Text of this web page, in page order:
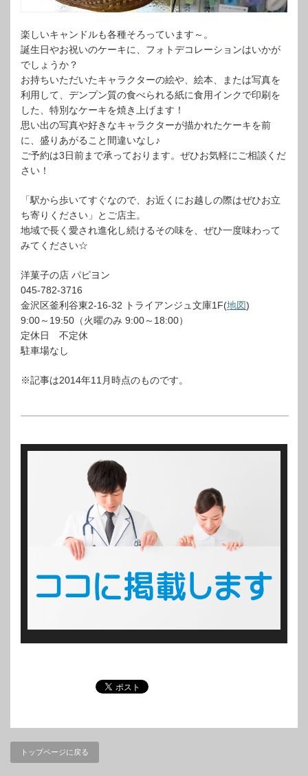
楽しいキャンドルも各種そろっています～。
誕生日やお祝いのケーキに、フォトデコレーションはいかが
でしょうか？
お持ちいただいたキャラクターの絵や、絵本、または写真を
利用して、デンプン質の食べられる紙に食用インクで印刷を
した、特別なケーキを焼き上げます！
思い出の写真や好きなキャラクターが描かれたケーキを前
に、盛りあがること間違いなし♪
ご予約は3日前まで承っております。ぜひお気軽にご相談くだ
さい！
「駅から歩いてすぐなので、お近くにお越しの際はぜひお立
ち寄りください」とご店主。
地域で長く愛され進化し続けるその味を、ぜひ一度味わって
みてください☆
洋菓子の店 パピヨン
045-782-3716
金沢区釜利谷東2-16-32 トライアンジュ文庫1F(地図)
9:00～19:50（火曜のみ 9:00～18:00）
定休日 不定休
駐車場なし
※記事は2014年11月時点のものです。
トップページに戻る